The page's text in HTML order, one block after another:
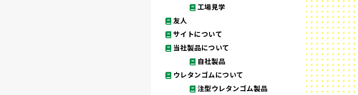
工場見学
友人
サイトについて
当社製品について
自社製品
ウレタンゴムについて
注型ウレタンゴム製品